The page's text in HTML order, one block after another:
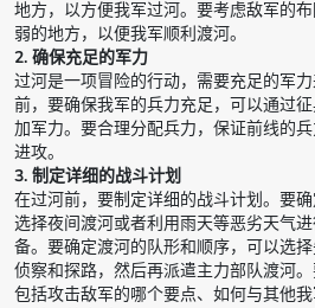
地方，以方便我军过河。要考虑敌军的
弱的地方，以便我军顺利渡河。
2. 确保充足的军力
过河是一项冒险的行动，需要充足的军
前，要确保我军的兵力充足，可以通过
加军力。要合理分配兵力，保证前线的
进攻。
3. 制定详细的战斗计划
在过河前，要制定详细的战斗计划。要
选择夜间渡河或者利用雨天等恶劣天气
备。要确定渡河的队形和顺序，可以选
侦察和探路，然后再派遣主力部队渡河。
包括攻击敌军的哪个要点、如何与其他我